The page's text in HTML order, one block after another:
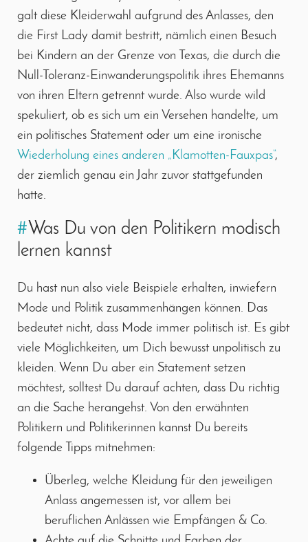
galt diese Kleiderwahl aufgrund des Anlasses, den
die First Lady damit bestritt, nämlich einen Besuch
bei Kindern an der Grenze von Texas, die durch die
Null-Toleranz-Einwanderungspolitik ihres Ehemanns
von ihren Eltern getrennt wurde. Also wurde wild
spekuliert, ob es sich um ein Versehen handelte, um
ein politisches Statement oder um eine ironische
Wiederholung eines anderen „Klamotten-Fauxpas“,
der ziemlich genau ein Jahr zuvor stattgefunden
hatte.
#Was Du von den Politikern modisch
lernen kannst
Du hast nun also viele Beispiele erhalten, inwiefern
Mode und Politik zusammenhängen können. Das
bedeutet nicht, dass Mode immer politisch ist. Es gibt
viele Möglichkeiten, um Dich bewusst unpolitisch zu
kleiden. Wenn Du aber ein Statement setzen
möchtest, solltest Du darauf achten, dass Du richtig
an die Sache herangehst. Von den erwähnten
Politikern und Politikerinnen kannst Du bereits
folgende Tipps mitnehmen:
Überleg, welche Kleidung für den jeweiligen
Anlass angemessen ist, vor allem bei
beruflichen Anlässen wie Empfängen & Co.